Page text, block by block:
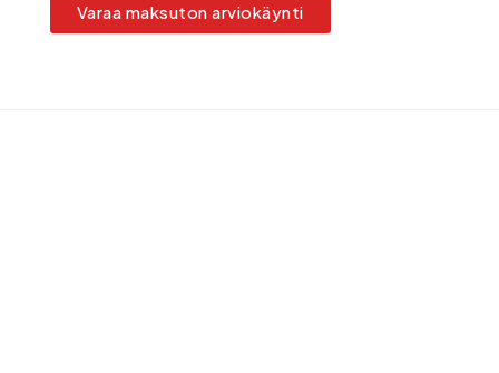
Varaa maksuton arviokäynti